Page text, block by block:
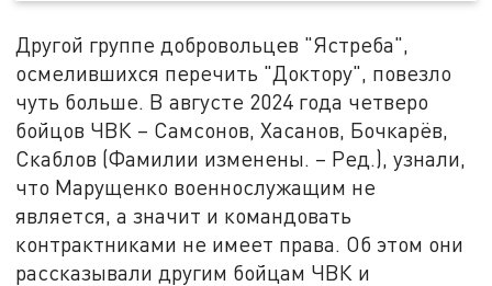
Другой группе добровольцев "Ястреба",
осмелившихся перечить "Доктору", повезло
чуть больше. В августе 2024 года четверо
бойцов ЧВК – Самсонов, Хасанов, Бочкарёв,
Скаблов (Фамилии изменены. – Ред.), узнали,
что Марущенко военнослужащим не
является, а значит и командовать
контрактниками не имеет права. Об этом они
рассказывали другим бойцам ЧВК и